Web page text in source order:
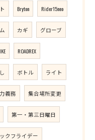
Bryton Rider15neo
カギ グローブ
ROADREX
ボトル ライト
義務 集合場所変更
第一・第三日曜日
クフライデー